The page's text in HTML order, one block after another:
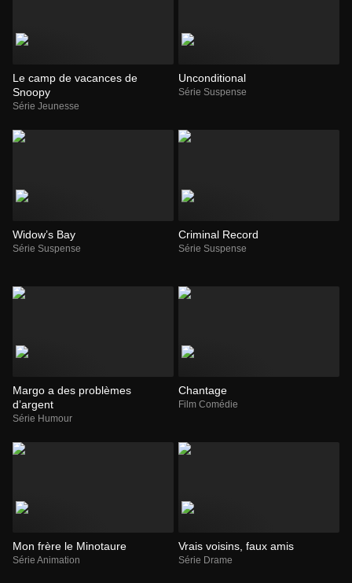
Le camp de vacances de
Snoopy
Série Jeunesse
Unconditional
Série Suspense
Widow’s Bay
Série Suspense
Criminal Record
Série Suspense
Margo a des problèmes
d’argent
Série Humour
Chantage
Film Comédie
Mon frère le Minotaure
Série Animation
Vrais voisins, faux amis
Série Drame